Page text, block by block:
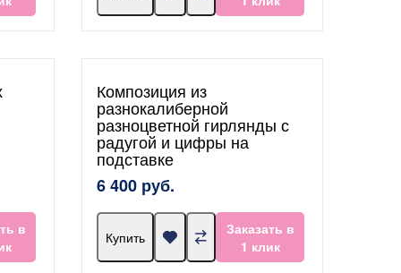
в
Композиция из
разнокалиберной
разноцветной гирлянды с
радугой и цифры на
подставке
6 400 руб.
Купить
Заказать в
1 клик